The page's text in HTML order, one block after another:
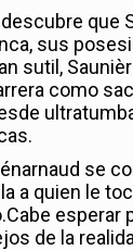
que
sus
sutil,
como
se
a quien le
esperar
de la